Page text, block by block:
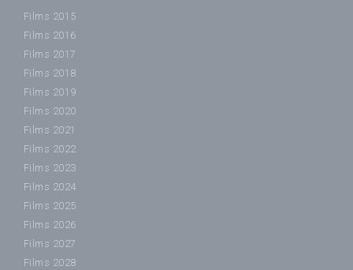
Films 2015
Films 2016
Films 2017
Films 2018
Films 2019
Films 2020
Films 2021
Films 2022
Films 2023
Films 2024
Films 2025
Films 2026
Films 2027
Films 2028